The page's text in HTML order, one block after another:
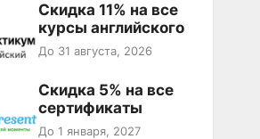
Скидка 11% на все
курсы английского
До 31 августа, 2026
Скидка 5% на все
сертификаты
До 1 января, 2027